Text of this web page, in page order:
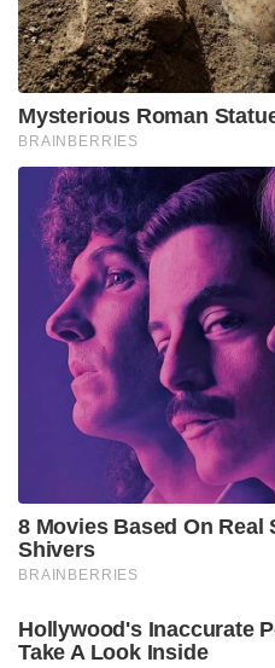
Mysterious Roman
BRAINBERRIES
8 Movies Based On Real
Shivers
BRAINBERRIES
Hollywood's Inaccurate
Take A Look Inside